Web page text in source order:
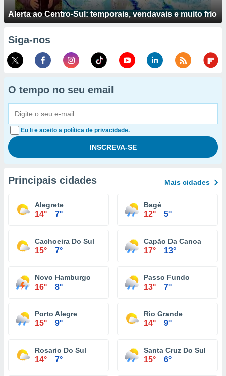
Alerta ao Centro-Sul: temporais, vendavais e muito frio
Siga-nos
O tempo no seu email
Eu li e aceito a política de privacidade.
Principais cidades Mais cidades
Alegrete
14° 7°
Bagé
12° 5°
Cachoeira Do Sul
15° 7°
Capão Da Canoa
17° 13°
Novo Hamburgo
16° 8°
Passo Fundo
13° 7°
Porto Alegre
15° 9°
Rio Grande
14° 9°
Rosario Do Sul
14° 7°
Santa Cruz Do Sul
15° 6°